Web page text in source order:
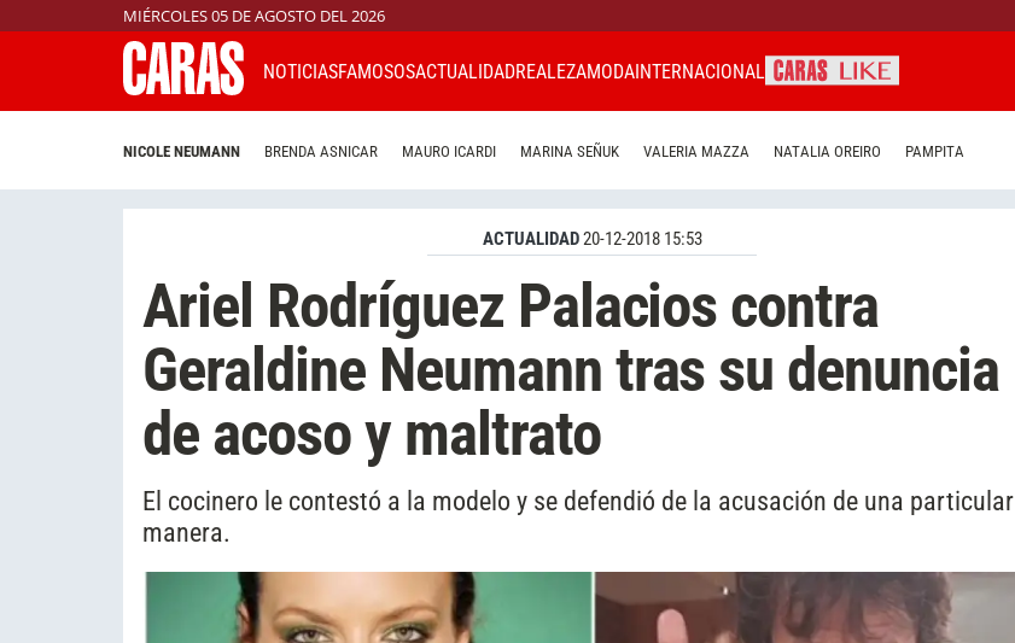
MIÉRCOLES 05 DE AGOSTO DEL 2026
NOTICIASFAMOSOSACTUALIDADREALEZAMODAINTERNACIONAL
NICOLE NEUMANN BRENDA ASNICAR MAURO ICARDI MARINA SEÑUK VALERIA MAZZA NATALIA OREIRO PAMPITA
ACTUALIDAD20-12-2018 15:53
Ariel Rodríguez Palacios contra
Geraldine Neumann tras su denuncia
de acoso y maltrato
El cocinero le contestó a la modelo y se defendió de la acusación de una particular
manera.